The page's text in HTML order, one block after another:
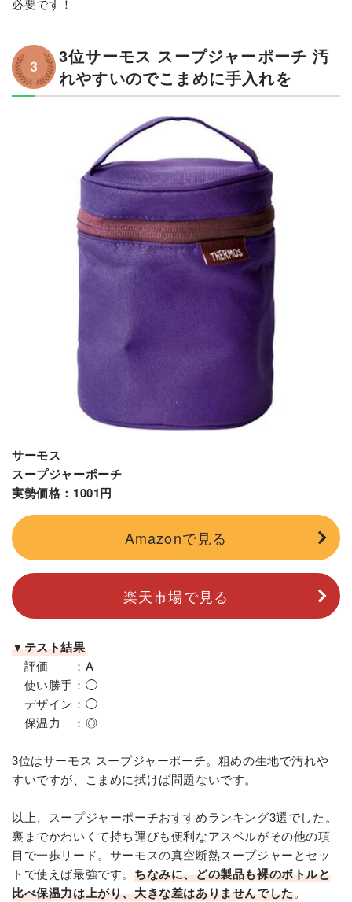
必要です！
3位サーモス スープジャーポーチ 汚
れやすいのでこまめに手入れを
サーモス
スープジャーポーチ
実勢価格：1001円
Amazonで見る
楽天市場で見る
▼テスト結果
評価 ：A
使い勝手：◯
デザイン：◯
保温力 ：◎
3位はサーモス スープジャーポーチ。粗めの生地で汚れや
すいですが、こまめに拭けば問題ないです。
以上、スープジャーポーチおすすめランキング3選でした。
裏までかわいくて持ち運びも便利なアスベルがその他の項
目で一歩リード。サーモスの真空断熱スープジャーとセッ
トで使えば最強です。 ちなみに、どの製品も裸のボトルと
比べ保温力は上がり、大きな差はありませんでした。